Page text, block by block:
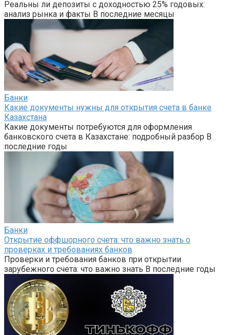
Реальны ли депозиты с доходностью 25% годовых:
анализ рынка и факты В последние месяцы
Банки
Какие документы нужны для открытия счета в банке
Казахстана
Какие документы потребуются для оформления
банковского счета в Казахстане: подробный разбор В
последние годы
Банки
Открытие оффшорного счета: что важно знать о
проверках и требованиях банков
Проверки и требования банков при открытии
зарубежного счета: что важно знать В последние годы